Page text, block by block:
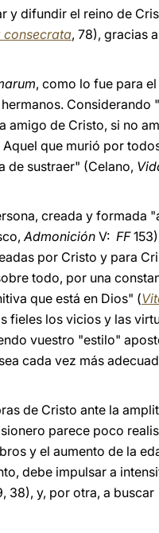
y difundir el reino de
consecrata, 78), gracias
, como lo fue para el
Considerando
amigo de Cristo, si no
que murió por
de sustraer" (Celano,
creada y formada
Admonición V: FF
por Cristo y para
todo, por una
que está en Dios" (
fieles los vicios y las
vuestro "estilo"
cada vez más
de Cristo ante la
parece poco
y el aumento de la
debe impulsar a
38), y, por otra, a buscar